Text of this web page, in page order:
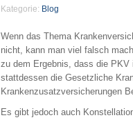
Kategorie: Blog
Wenn das Thema
nicht, kann man viel falsch
zu dem Ergebnis, dass die
stattdessen die Gesetzliche
Krankenzusatzversicherungen
Es gibt jedoch auch